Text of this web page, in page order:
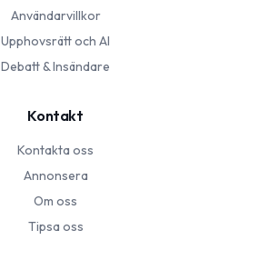
Användarvillkor
Upphovsrätt och AI
Debatt & Insändare
Kontakt
Kontakta oss
Annonsera
Om oss
Tipsa oss